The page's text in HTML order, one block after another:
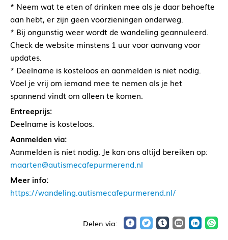
* Neem wat te eten of drinken mee als je daar behoefte
aan hebt, er zijn geen voorzieningen onderweg.
* Bij ongunstig weer wordt de wandeling geannuleerd.
Check de website minstens 1 uur voor aanvang voor
updates.
* Deelname is kosteloos en aanmelden is niet nodig.
Voel je vrij om iemand mee te nemen als je het
spannend vindt om alleen te komen.
Entreeprijs:
Deelname is kosteloos.
Aanmelden via:
Aanmelden is niet nodig. Je kan ons altijd bereiken op:
maarten@autismecafepurmerend.nl
Meer info:
https://wandeling.autismecafepurmerend.nl/